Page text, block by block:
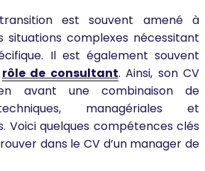
est souvent amené à
situations complexes nécessitant
Il est également souvent
rôle de consultant. Ainsi, son CV
avant une combinaison de
managériales et
Voici quelques compétences clés
dans le CV d’un manager de